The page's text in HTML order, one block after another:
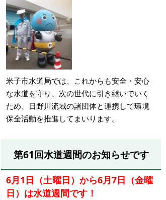
米子市水道局では、これからも安全・安心
な水道を守り、次の世代に引き継いでいく
ため、日野川流域の諸団体と連携して環境
保全活動を推進してまいります。
第61回水道週間のお知らせです
6月1日（土曜日）から6月7日（金曜
日）は水道週間です！